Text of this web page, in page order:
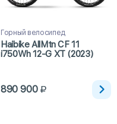
Горный велосипед
Haibike AllMtn CF 11
i750Wh 12-G XT (2023)
890 900